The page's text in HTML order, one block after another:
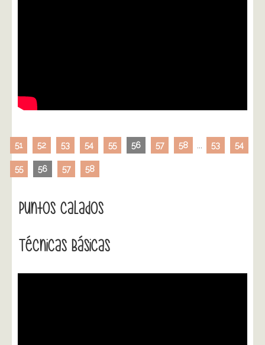
51 52 53 54 55 56 57 58 53 54
55 56 57 58
Puntos Calados
Técnicas Básicas